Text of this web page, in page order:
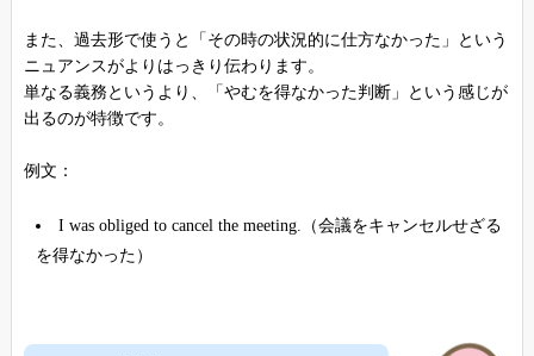
また、過去形で使うと「その時の状況的に仕方なかった」という
ニュアンスがよりはっきり伝わります。
単なる義務というより、「やむを得なかった判断」という感じが
出るのが特徴です。
例文：
I was obliged to cancel the meeting.（会議をキャンセルせざる
を得なかった）